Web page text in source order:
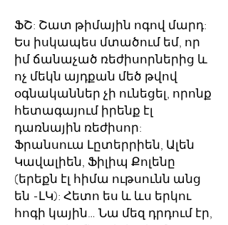
ՖՇ: Շատ թիմային ոգով մարդ:
Ես իսկապես մտածում եմ, որ
իմ ճանաչած ռեժիսորներից և
ոչ մեկն այդքան մեծ թվով
օգնականներ չի ունեցել, որոնք
հետագայում իրենք էլ
դառնային ռեժիսոր:
Ֆրանսուա Լըտերրիեն, Ալեն
Կավալիեն, Ֆիլիպ Քոլենը
(երեքն էլ հիմա ութսունն անց
են -ԼԿ): Հետո ես և ևս երկու
հոգի կային… Նա մեզ դրդում էր,